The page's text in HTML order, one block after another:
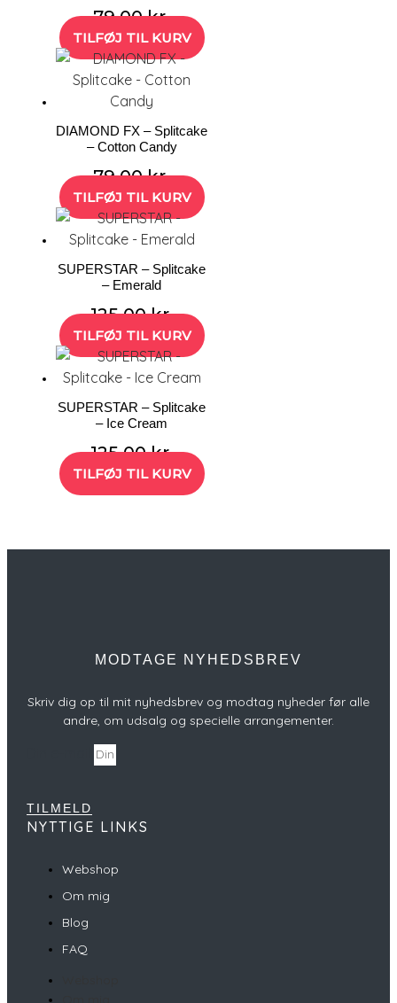
79,00kr.
TILFØJ TIL KURV
DIAMOND FX – Splitcake
– Cotton Candy
79,00kr.
TILFØJ TIL KURV
SUPERSTAR – Splitcake
– Emerald
125,00kr.
TILFØJ TIL KURV
SUPERSTAR – Splitcake
– Ice Cream
125,00kr.
TILFØJ TIL KURV
MODTAGE NYHEDSBREV
Skriv dig op til mit nyhedsbrev og modtag nyheder før alle
andre, om udsalg og specielle arrangementer.
TILMELD
NYTTIGE LINKS
Webshop
Om mig
Blog
FAQ